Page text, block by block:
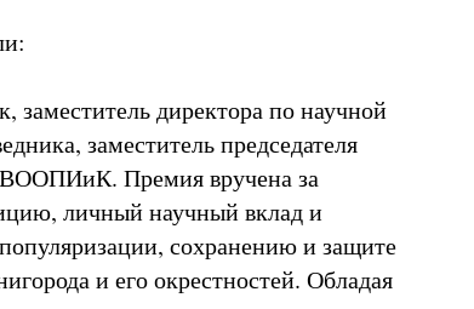
заместитель директора по научной
заместитель председателя
ВООПИиК. Премия вручена за
личный научный вклад и
сохранению и защите
и его окрестностей. Обладая